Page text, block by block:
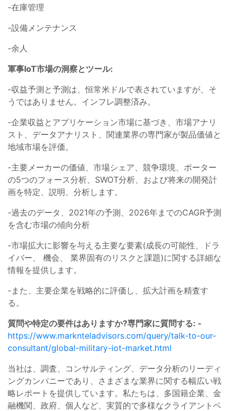
-在庫管理
-設備メンテナンス
-余人
軍事IoT市場の洞察とツール:
-収益予測と予測は、恒常米ドルで表されていますが、そ
うではありません。インフレ調整済み。
-企業収益とアプリケーション市場に基づき、市場アナリ
スト、データアナリスト、関連業界の専門家が製品価値と
地域市場を評価。
-主要メーカーの価値、市場シェア、競争環境、ポーター
の5つのフォース分析、SWOT分析、および将来の開発計
画を特定、説明、分析します。
-過去のデータ、2021年の予測、2026年までのCAGR予測
を含む市場の傾向分析
-市場拡大に影響を与える主要な要素(成長の可能性、ドラ
イバー、 機会、 業界固有のリスクと課題)に関する詳細な
情報を提供します。
-また、主要企業を戦略的に評価し、拡大計画を精査す
る。
質問や特定の要件はありますか?専門家に質問する: -
https://www.marknteladvisors.com/query/talk-to-our-
consultant/global-military-iot-market.html
当社は、調査、コンサルティング、データ分析のリーディ
ングカンパニーであり、さまざまな業界に関する幅広い戦
略レポートを提供しています。私たちは、多国籍企業、金
融機関、政府、個人など、実質的で多様なクライアントベ